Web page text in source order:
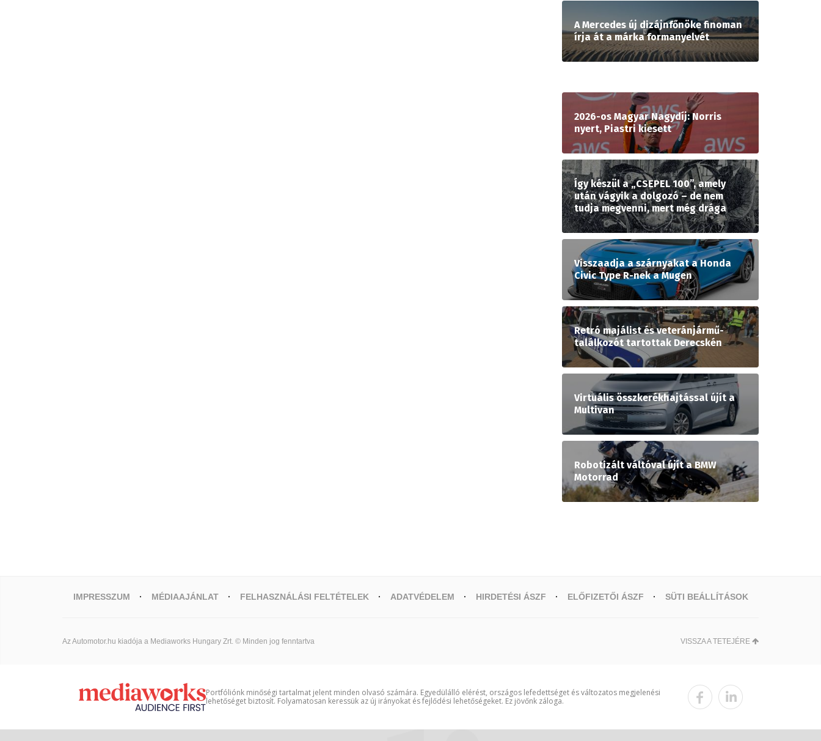
A Mercedes új dizájnfőnöke finoman
írja át a márka formanyelvét
2026-os Magyar Nagydíj: Norris
nyert, Piastri kiesett
Így készül a „CSEPEL 100”, amely
után vágyik a dolgozó – de nem
tudja megvenni, mert még drága
Visszaadja a szárnyakat a Honda
Civic Type R-nek a Mugen
Retró majálist és veteránjármű-
találkozót tartottak Derecskén
Virtuális összkerékhajtással újít a
Multivan
Robotizált váltóval újít a BMW
Motorrad
IMPRESSZUM MÉDIAAJÁNLAT FELHASZNÁLÁSI FELTÉTELEK ADATVÉDELEM HIRDETÉSI ÁSZF ELŐFIZETŐI ÁSZF SÜTI BEÁLLÍTÁSOK
Az Automotor.hu kiadója a Mediaworks Hungary Zrt. © Minden jog fenntartva VISSZA A TETEJÉRE
Portfóliónk minőségi tartalmat jelent minden olvasó számára. Egyedülálló elérést, országos lefedettséget és változatos megjelenési
lehetőséget biztosít. Folyamatosan keressük az új irányokat és fejlődési lehetőségeket. Ez jövőnk záloga.